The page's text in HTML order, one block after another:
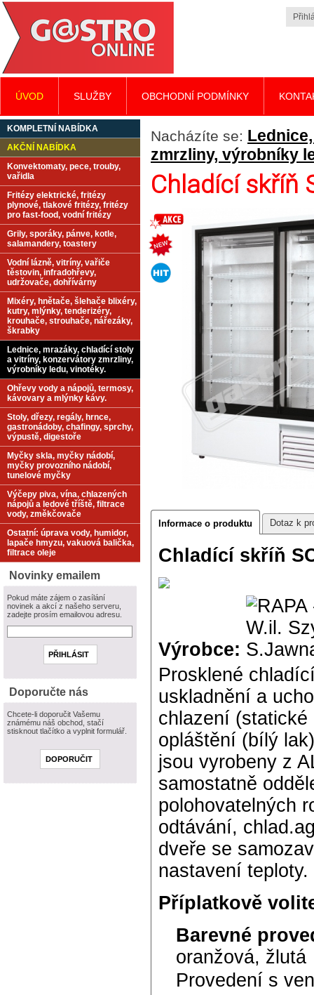
Nacházíte se:
zmrzliny, výrobníky
Chladící skříň
Informace o produktu Dotaz k
Chladící skříň
Výrobce:
Prosklené
uskladnění a
chlazení
opláštění (bílý
jsou vyrobeny z
samostatně
polohovatelných
odtávání,
dveře se
nastavení teploty.
Příplatkově
Barevné
oranžová, žlutá
Provedení s
KOMPLETNÍ NABÍDKA
AKČNÍ NABÍDKA
Konvektomaty, pece, trouby,
vařidla
Fritézy elektrické, fritézy
plynové, tlakové fritézy, fritézy
pro fast-food, vodní fritézy
Grily, sporáky, pánve, kotle,
salamandery, toastery
Vodní lázně, vitríny, vařiče
těstovin, infradohřevy,
udržovače, dohřívárny
Mixéry, hnětače, šlehače blixéry,
kutry, mlýnky, tenderizéry,
krouhače, strouhače, nářezáky,
škrabky
Lednice, mrazáky, chladící stoly
a vitríny, konzervátory zmrzliny,
výrobníky ledu, vinotéky.
Ohřevy vody a nápojů, termosy,
kávovary a mlýnky kávy.
Stoly, dřezy, regály, hrnce,
gastronádoby, chafingy, sprchy,
výpustě, digestoře
Myčky skla, myčky nádobí,
myčky provozního nádobí,
tunelové myčky
Výčepy piva, vína, chlazených
nápojů a ledové tříště, filtrace
vody, změkčovače
Ostatní: úprava vody, humidor,
lapače hmyzu, vakuová balička,
filtrace oleje
Novinky emailem
Pokud máte zájem o zasílání
novinek a akcí z našeho serveru,
zadejte prosím emailovou adresu.
Doporučte nás
Chcete-li doporučit Vašemu
známému náš obchod, stačí
stisknout tlačítko a vyplnit formulář.
ÚVOD SLUŽBY OBCHODNÍ PODMÍNKY